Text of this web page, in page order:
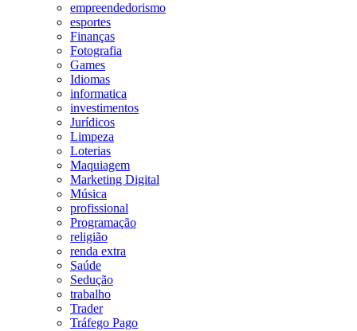
empreendedorismo
esportes
Finanças
Fotografia
Games
Idiomas
informatica
investimentos
Jurídicos
Limpeza
Loterias
Maquiagem
Marketing Digital
Música
profissional
Programação
religião
renda extra
Saúde
Sedução
trabalho
Trader
Tráfego Pago